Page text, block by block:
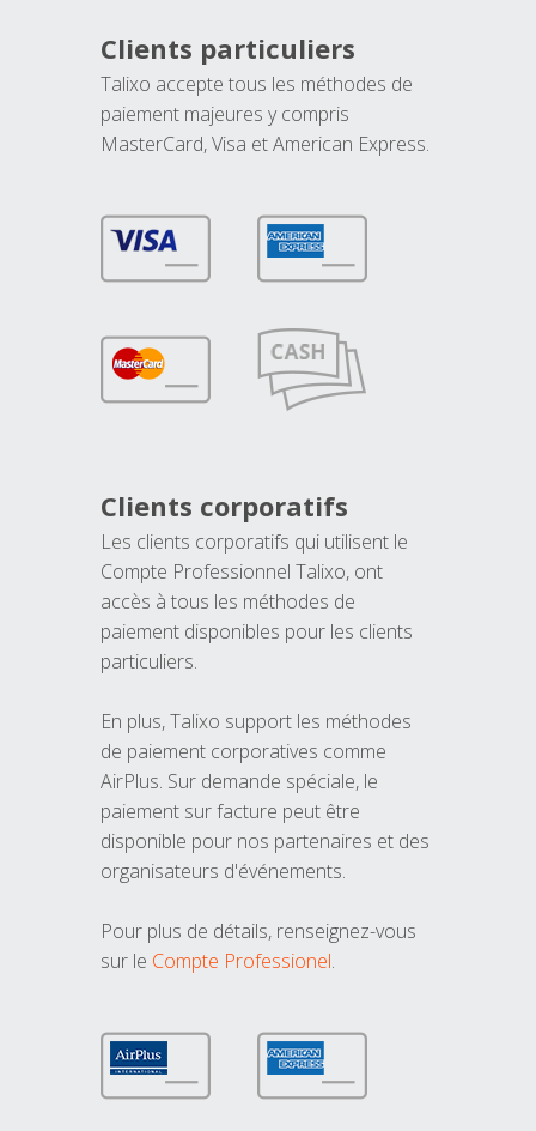
Clients particuliers
Talixo accepte tous les méthodes de
paiement majeures y compris
MasterCard, Visa et American Express.
Clients corporatifs
Les clients corporatifs qui utilisent le
Compte Professionnel Talixo, ont
accès à tous les méthodes de
paiement disponibles pour les clients
particuliers.
En plus, Talixo support les méthodes
de paiement corporatives comme
AirPlus. Sur demande spéciale, le
paiement sur facture peut être
disponible pour nos partenaires et des
organisateurs d'événements.
Pour plus de détails, renseignez-vous
sur le Compte Professionel.